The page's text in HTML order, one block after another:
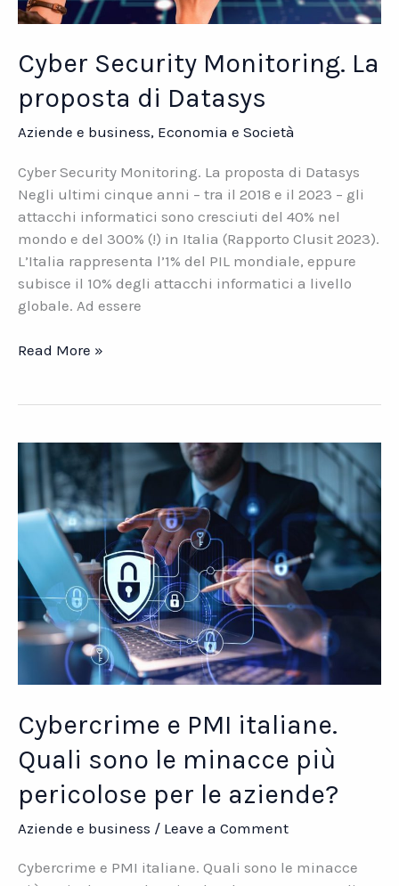
Cyber Security Monitoring. La
proposta di Datasys
Aziende e business, Economia e Società
Cyber Security Monitoring. La proposta di Datasys
Negli ultimi cinque anni – tra il 2018 e il 2023 – gli
attacchi informatici sono cresciuti del 40% nel
mondo e del 300% (!) in Italia (Rapporto Clusit 2023).
L’Italia rappresenta l’1% del PIL mondiale, eppure
subisce il 10% degli attacchi informatici a livello
globale. Ad essere
Cyber
proposta
Datasys
Read More »
Cybercrime e PMI italiane.
Quali sono le minacce più
pericolose per le aziende?
Aziende e business / Leave a Comment
Cybercrime e PMI italiane. Quali sono le minacce